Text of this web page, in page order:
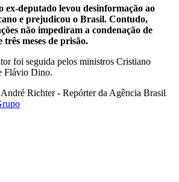
ex-deputado levou desinformação ao
e prejudicou o Brasil. Contudo,
não impediram a condenação de
três meses de prisão.
foi seguida pelos ministros Cristiano
Flávio Dino.
André Richter - Repórter da Agência Brasil